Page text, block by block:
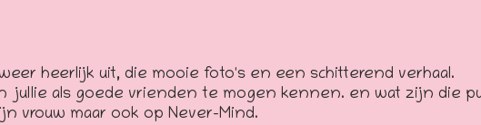
heerlijk uit, die mooie foto's en een schitterend verhaal.
jullie als goede vrienden te mogen kennen. en wat zijn die
vrouw maar ook op Never-Mind.